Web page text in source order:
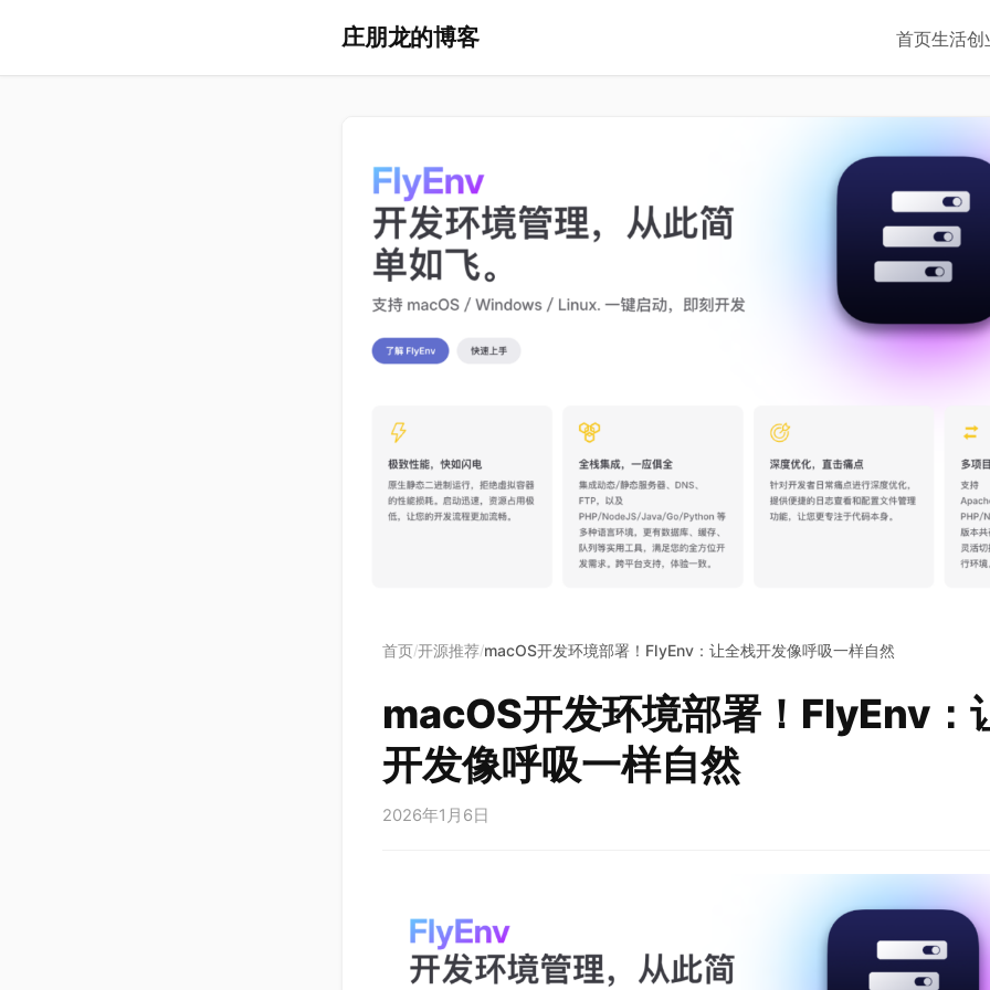
庄朋龙的博客 首页生活创
首页/开源推荐/macOS开发环境部署！FlyEnv：让全栈开发像呼吸一样自然
macOS开发环境部署！FlyEnv：
开发像呼吸一样自然
2026年1月6日